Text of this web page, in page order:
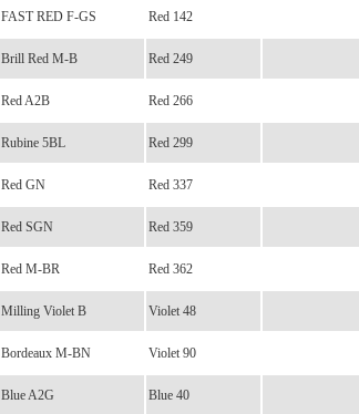
FAST RED F-GS Red 142
Brill Red M-B Red 249
Red A2B Red 266
Rubine 5BL Red 299
Red GN Red 337
Red SGN Red 359
Red M-BR Red 362
Milling Violet B Violet 48
Bordeaux M-BN Violet 90
Blue A2G Blue 40